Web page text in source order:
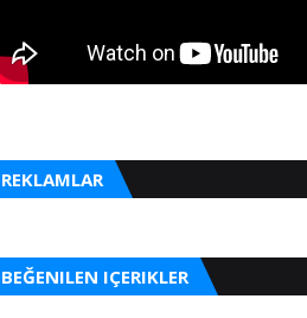
REKLAMLAR
BEĞENILEN IÇERIKLER